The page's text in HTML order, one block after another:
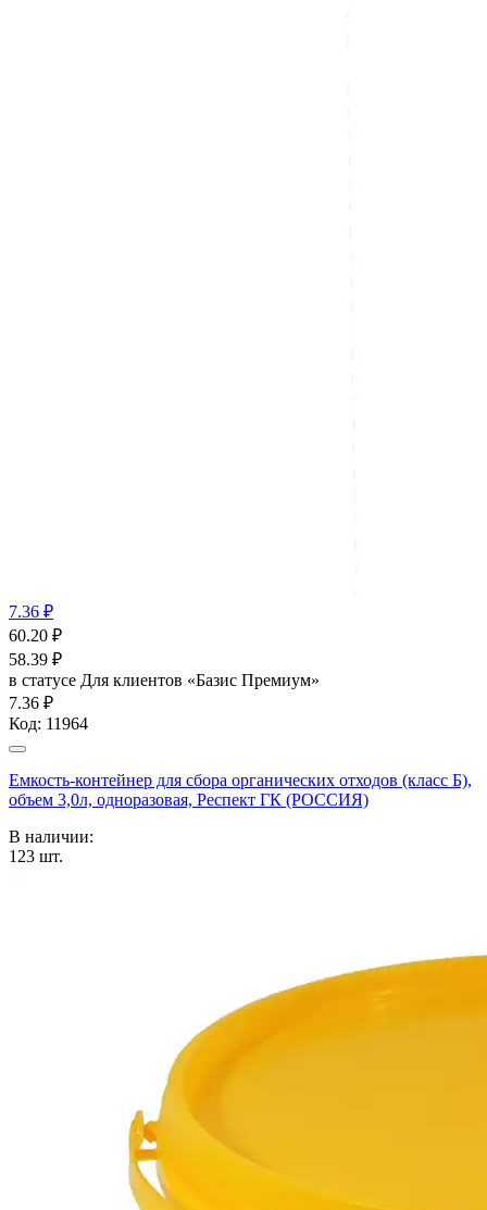
7.36 ₽
60.20 ₽
58.39 ₽
в статусе Для клиентов «Базис Премиум»
7.36 ₽
Код: 11964
Емкость-контейнер для сбора органических отходов (класс Б),
объем 3,0л, одноразовая, Респект ГК (РОССИЯ)
В наличии:
123 шт.